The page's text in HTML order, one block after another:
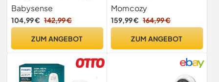
Zoll 720P HD, Ohne WLAN,
Nachtlicht, Wiegenlieder,
300m Reichweite, Zwei-
4X Zoom, 4000mAh Akku
Babysense
104,99 € 142,99 €
ZUM ANGEBOT
Momcozy
159,99 € 164,99 €
ZUM ANGEBOT